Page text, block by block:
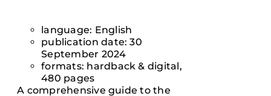
PRODUKT
WEIST
MEHRERE
VARIANTEN
AUF.
DIE
DETAILSlanguage: English
publication date: 30
September 2024
formats: hardback & digital,
480 pages
A comprehensive guide to the